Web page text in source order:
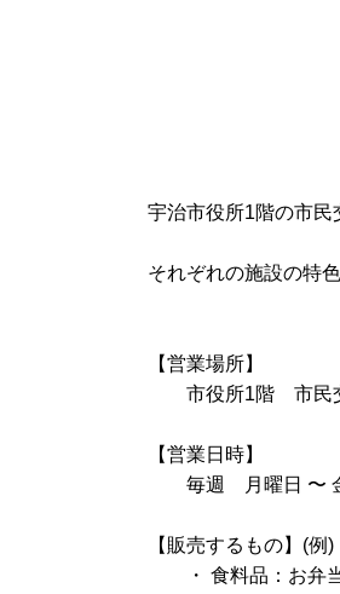
宇治市役所1階の市民
それぞれの施設の特
【営業場所】
市役所1階 市民交
【営業日時】
毎週 月曜日 〜 金
【販売するもの】(例)
・ 食料品：お弁